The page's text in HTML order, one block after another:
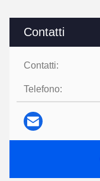
Contatti
Contatti:
Telefono: